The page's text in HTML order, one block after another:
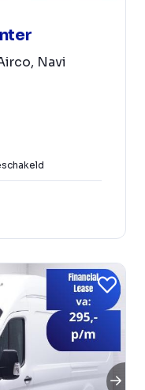
Navi